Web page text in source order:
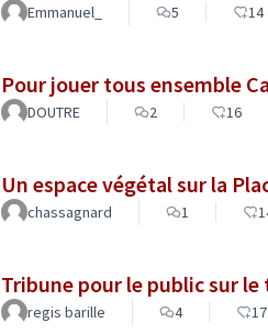
Emmanuel_ 5 14
Pour jouer tous ensemble
DOUTRE 2 16
Un espace végétal sur la
chassagnard 1
Tribune pour le public sur
regis barille 4 17